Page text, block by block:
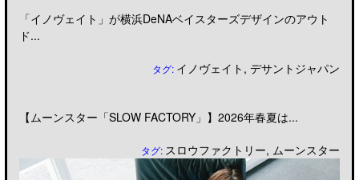
「イノヴェイト」が横浜DeNAベイスターズデザインのアウト
ド...
タグ: イノヴェイト ,デサントジャパン
【ムーンスター「SLOW FACTORY」】2026年春夏は...
タグ: スロウファクトリー, ムーンスター